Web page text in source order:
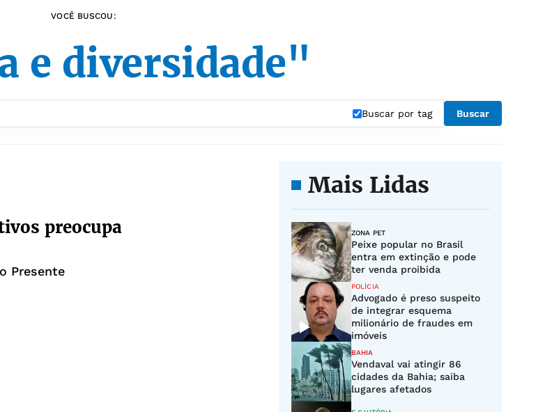
VOCÊ BUSCOU:
e diversidade"
Buscar por tag Buscar
preocupa
Presente
Mais Lidas
ZONA PET
Peixe popular no Brasil
entra em extinção e pode
ter venda proibida
POLÍCIA
Advogado é preso suspeito
de integrar esquema
milionário de fraudes em
imóveis
BAHIA
Vendaval vai atingir 86
cidades da Bahia; saiba
lugares afetados